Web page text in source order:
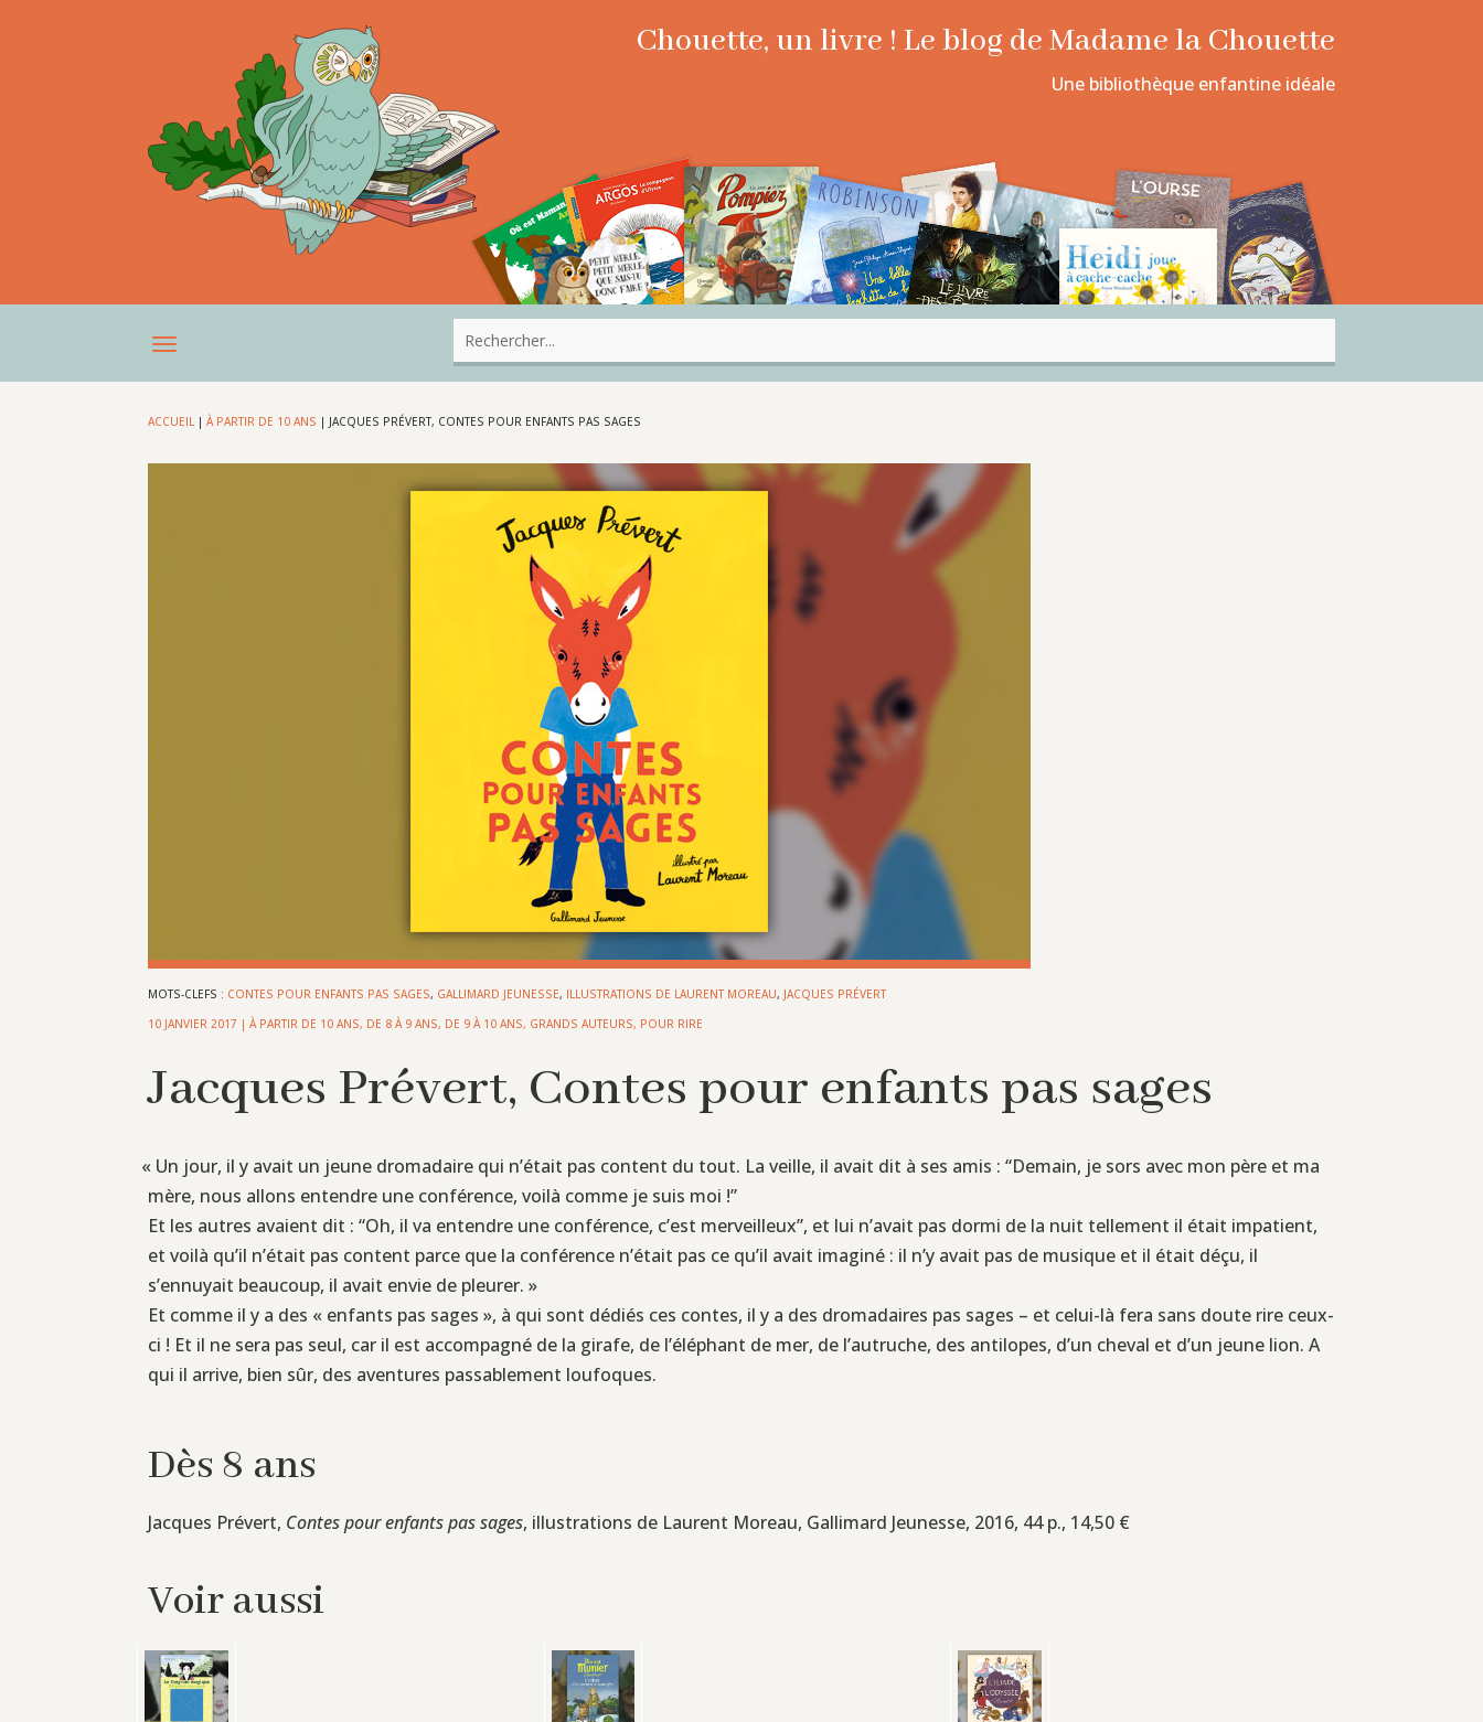
Chouette, un livre ! Le blog de Madame la Chouette
Une bibliothèque enfantine idéale
ACCUEIL |À PARTIR DE 10 ANS | JACQUES PRÉVERT, CONTES POUR ENFANTS PAS SAGES
MOTS-CLEFS : CONTES POUR ENFANTS PAS SAGES, GALLIMARD JEUNESSE, ILLUSTRATIONS DE LAURENT MOREAU, JACQUES PRÉVERT
10 JANVIER 2017 |À PARTIR DE 10 ANS, DE 8 À 9 ANS, DE 9 À 10 ANS, GRANDS AUTEURS, POUR RIRE
Jacques Prévert, Contes pour enfants pas sages
« Un jour, il y avait un jeune dromadaire qui n’était pas content du tout. La veille, il avait dit à ses amis : “Demain, je sors avec mon père et ma
mère, nous allons entendre une conférence, voilà comme je suis moi !”
Et les autres avaient dit : “Oh, il va entendre une conférence, c’est merveilleux”, et lui n’avait pas dormi de la nuit tellement il était impatient,
et voilà qu’il n’était pas content parce que la conférence n’était pas ce qu’il avait imaginé : il n’y avait pas de musique et il était déçu, il
s’ennuyait beaucoup, il avait envie de pleurer. »
Et comme il y a des « enfants pas sages », à qui sont dédiés ces contes, il y a des dromadaires pas sages – et celui-là fera sans doute rire ceux-
ci ! Et il ne sera pas seul, car il est accompagné de la girafe, de l’éléphant de mer, de l’autruche, des antilopes, d’un cheval et d’un jeune lion. A
qui il arrive, bien sûr, des aventures passablement loufoques.
Dès 8 ans
Jacques Prévert, Contes pour enfants pas sages, illustrations de Laurent Moreau, Gallimard Jeunesse, 2016, 44 p., 14,50 €
Voir aussi